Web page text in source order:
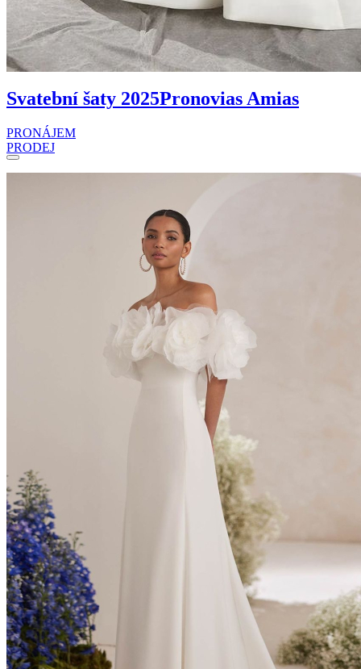
Svatební šaty 2025Pronovias Amias
PRONÁJEM
PRODEJ